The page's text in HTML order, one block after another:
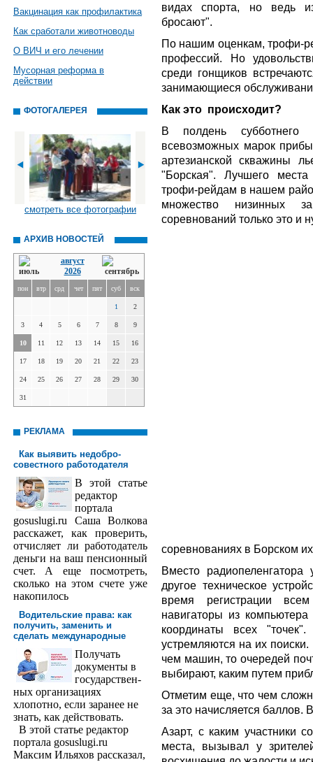
Вакцинация как профилактика
Как сработали животноводы
О ВИЧ и его лечении
Мусорная реформа в
действии
ФОТОГАЛЕРЕЯ
смотреть все фотографии
АРХИВ НОВОСТЕЙ
август
2026
пон втр срд чет пят суб вск
1 2
3 4 5 6 7 8 9
10 11 12 13 14 15 16
17 18 19 20 21 22 23
24 25 26 27 28 29 30
31
РЕКЛАМА
Как выявить недобро­
совестного работодателя
В этой статье
редактор
порта­ла
gosuslugi.ru Саша Волкова
расскажет, как проверить,
отчисляет ли работодатель
деньги на ваш пенсионный
счет. А еще посмотреть,
сколько на этом счете уже
накопилось
Водительские права: как
получить, заменить и
сделать международ­ные
Получать
доку­менты в
государствен­
ных организациях
хлопотно, если заранее не
знать, как действовать.
В этой статье редактор
портала gosuslugi.ru
Максим Ильяхов рассказал,
видах спорта, но ведь
бросают".
По нашим оценкам, трофи-
профессий. Но
среди гонщиков
занимающиеся
Как это происходит?
В полдень субботнего
всевозможных марок
артезианской скважины
"Борская". Лучшего
трофи-рейдам в нашем
множество низинных
соревнований только это и
соревнованиях в Борском их
Вместо радиопеленгатора
другое техническое
время регистрации
навигаторы из
координаты всех
устремляются на их
чем машин, то очередей
выбирают, каким путем
Отметим еще, что чем
за это начисляется баллов.
Азарт, с каким участники
места, вызывал у